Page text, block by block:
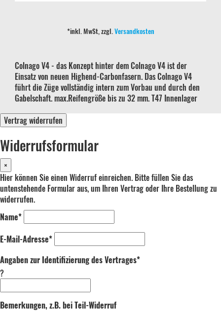
*inkl. MwSt, zzgl.Versandkosten
Colnago V4 - das Konzept hinter dem Colnago V4 ist der
Einsatz von neuen Highend-Carbonfasern. Das Colnago V4
führt die Züge vollständig intern zum Vorbau und durch den
Gabelschaft. max.Reifengröße bis zu 32 mm. T47 Innenlager
Vertrag widerrufen
Widerrufsformular
×
Hier können Sie einen Widerruf einreichen. Bitte füllen Sie das
untenstehende Formular aus, um Ihren Vertrag oder Ihre Bestellung zu
widerrufen.
Name*
E-Mail-Adresse*
Angaben zur Identifizierung des Vertrages*
?
Bemerkungen, z.B. bei Teil-Widerruf